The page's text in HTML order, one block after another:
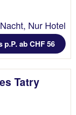
Nur Hotel
p.P. ab CHF 56
Tatry